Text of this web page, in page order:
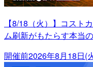
【8/18（火）】コスト
ム刷新がもたらす本当
開催前2026年8月18日(